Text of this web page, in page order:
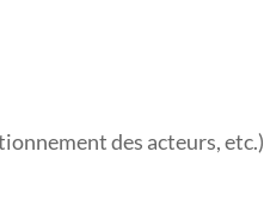
des acteurs, etc.)